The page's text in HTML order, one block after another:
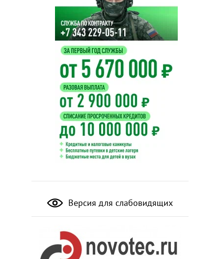
Версия для слабовидящих